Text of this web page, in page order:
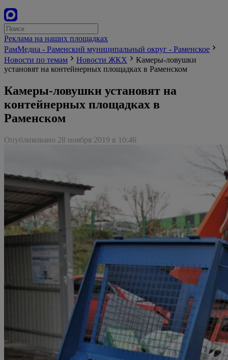
Реклама на наших площадках
РамМедиа - Раменский муниципальный округ - Раменское
Новости по темам
Новости ЖКХ
Камеры-ловушки
установят на контейнерных площадках в Раменском
Камеры-ловушки установят на
контейнерных площадках в
Раменском
Опубликовано 28 ноября 2019 в 10:46